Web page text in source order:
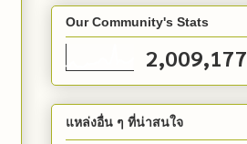
Our Community's Stats
2,009,177
แหล่งอื่น ๆ ที่น่าสนใจ